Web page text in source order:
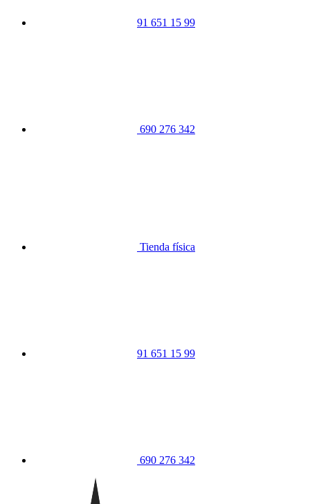
91 651 15 99
690 276 342
Tienda física
91 651 15 99
690 276 342